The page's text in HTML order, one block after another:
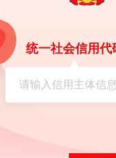
统一社会信用代